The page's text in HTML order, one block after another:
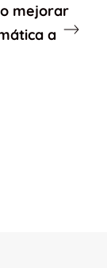
mejorar
a